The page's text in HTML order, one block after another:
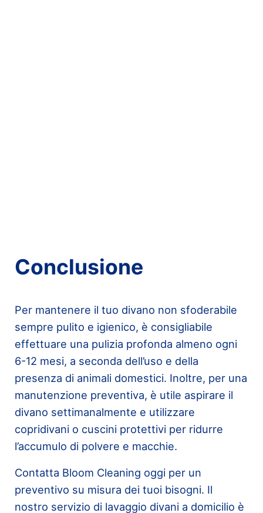
Conclusione
Per mantenere il tuo divano non sfoderabile
sempre pulito e igienico, è consigliabile
effettuare una pulizia profonda almeno ogni
6-12 mesi, a seconda dell’uso e della
presenza di animali domestici. Inoltre, per una
manutenzione preventiva, è utile aspirare il
divano settimanalmente e utilizzare
copridivani o cuscini protettivi per ridurre
l’accumulo di polvere e macchie.
Contatta Bloom Cleaning oggi per un
preventivo su misura dei tuoi bisogni. Il
nostro servizio di lavaggio divani a domicilio è